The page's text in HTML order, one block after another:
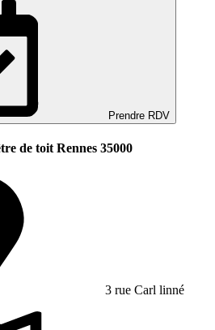
Prendre RDV
de toit Rennes 35000
3 rue Carl linné